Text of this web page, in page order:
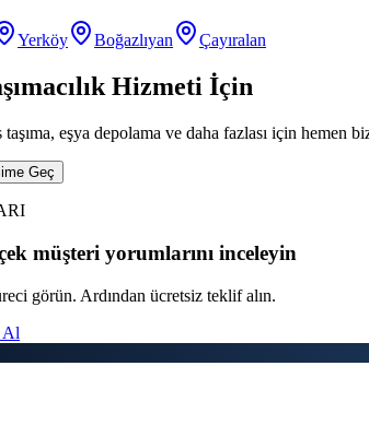
Yerköy Boğazlıyan Çayıralan
Hizmeti İçin
eşya depolama ve daha fazlası için hemen
Geç
müşteri yorumlarını inceleyin
görün. Ardından ücretsiz teklif alın.
Al